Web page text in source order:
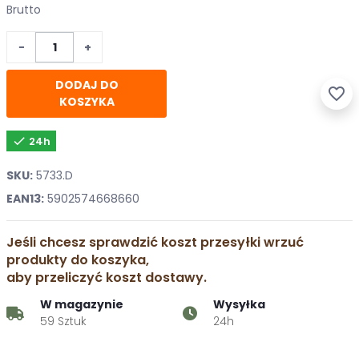
Brutto
− +
DODAJ DO
KOSZYKA
favorite_border
 24h
SKU: 5733.D
EAN13: 5902574668660
Jeśli chcesz sprawdzić koszt przesyłki wrzuć
produkty do koszyka,
aby przeliczyć koszt dostawy.
W magazynie
59 Sztuk
Wysyłka
24h